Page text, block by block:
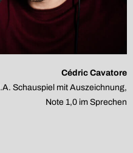
Cédric Cavatore
Schauspiel mit Auszeichnung,
Note 1,0 im Sprechen